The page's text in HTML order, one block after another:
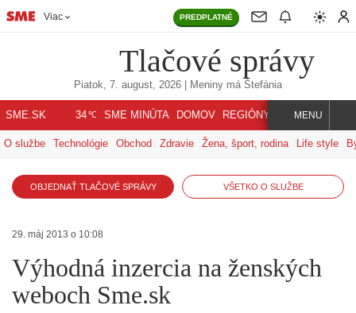
Viac PREDPLATNÉ
Tlačové správy
Piatok, 7. august, 2026 | Meniny má Štefánia
SME.SK 34℃ SME MINÚTA DOMOV REGIÓNY INDEX SVET
MENU
O službe Technológie Obchod Zdravie Žena, šport, rodina Life style
OBJEDNAŤ TLAČOVÉ SPRÁVY VŠETKO O SLUŽBE
29. máj 2013 o 10:08
Výhodná inzercia na ženských
weboch Sme.sk